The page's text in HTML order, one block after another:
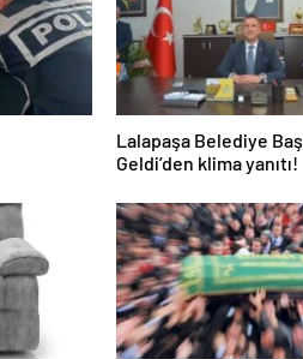
Lalapaşa Belediye
Geldi’den klima yanıtı!